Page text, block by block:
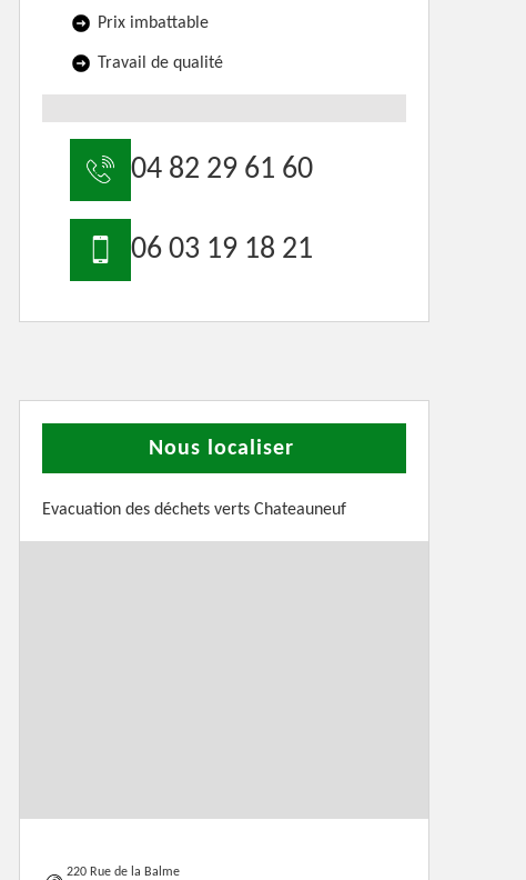
Prix imbattable
Travail de qualité
04 82 29 61 60
06 03 19 18 21
Nous localiser
Evacuation des déchets verts Chateauneuf
220 Rue de la Balme